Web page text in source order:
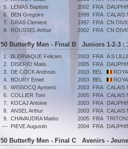
5.
LEMAS Baptiste 2002 FRA
6.
BEN Gregoire 1999 FRA CALAIS
7.
GRAS Clement 1997 FRA CN
8.
ROUSSEL Arthur 2002 FRA CN
50 Butterfly Men - Final B Juniors 1-2-3 :
1. BLERVAQUE Felicien 2003 FRA A S
2.
DISERIO Matis 2005 FRA
3.
DE COCK Andreas 2003 BEL
4.
BOURY Emiel 2003 BEL
5.
WISSOCQ Aymeric 2003 FRA CALAIS
6.
COLLIER Tom 2005 FRA CALAIS
7.
KOCAJ Antoine 2003 FRA
8.
ANSEL Arthur 2003 FRA CALAIS
9.
CHAVAUDRA Matéo 2005 FRA
--- PIEVE Augustin 2004 FRA
50 Butterfly Men - Final C Avenirs -